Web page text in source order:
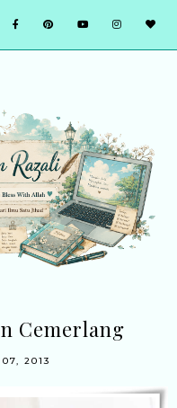
Cemerlang
2013